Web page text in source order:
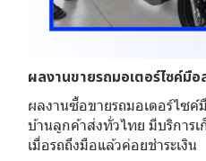
ผลงานขายรถมอเตอร์ไซค์มื
ผลงานซื้อขายรถมอเตอร์ไซค์
บ้านลูกค้าส่งทั่วไทย มีบริการเ
เมื่อรถถึงมือแล้วค่อยชำระเงิน